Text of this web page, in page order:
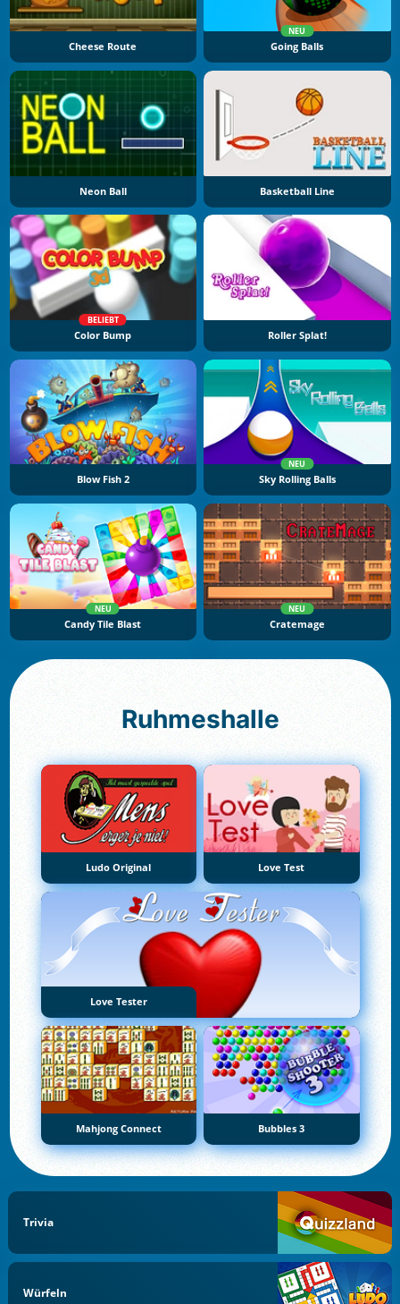
Cheese Route
NEU
Going Balls
Neon Ball Basketball Line
BELIEBT
Color Bump Roller Splat!
Blow Fish 2
NEU
Sky Rolling Balls
NEU
Candy Tile Blast
NEU
Cratemage
Ruhmeshalle
Ludo Original Love Test
Love Tester
Mahjong Connect Bubbles 3
Trivia
Würfeln